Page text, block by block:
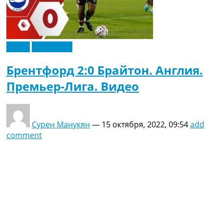
Брентфорд 2:0 Брайтон. Англия.
Премьер-Лига. Видео
Сурен Манукян — 15 октября, 2022, 09:54add
comment